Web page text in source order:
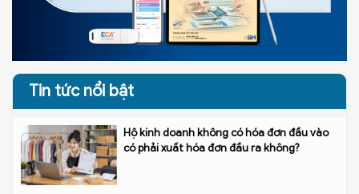
Tin tức nổi bật
Hộ kinh doanh không có hóa đơn đầu vào
có phải xuất hóa đơn đầu ra không?